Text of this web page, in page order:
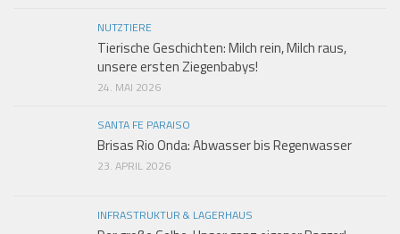
NUTZTIERE
Tierische Geschichten: Milch rein, Milch raus,
unsere ersten Ziegenbabys!
24. MAI 2026
SANTA FE PARAISO
Brisas Rio Onda: Abwasser bis Regenwasser
23. APRIL 2026
INFRASTRUKTUR & LAGERHAUS